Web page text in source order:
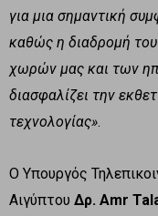
για μια σημαντική
καθώς η διαδρομή του
χωρών μας και των
διασφαλίζει την
τεχνολογίας».
Ο Υπουργός
Αιγύπτου Δρ. Amr